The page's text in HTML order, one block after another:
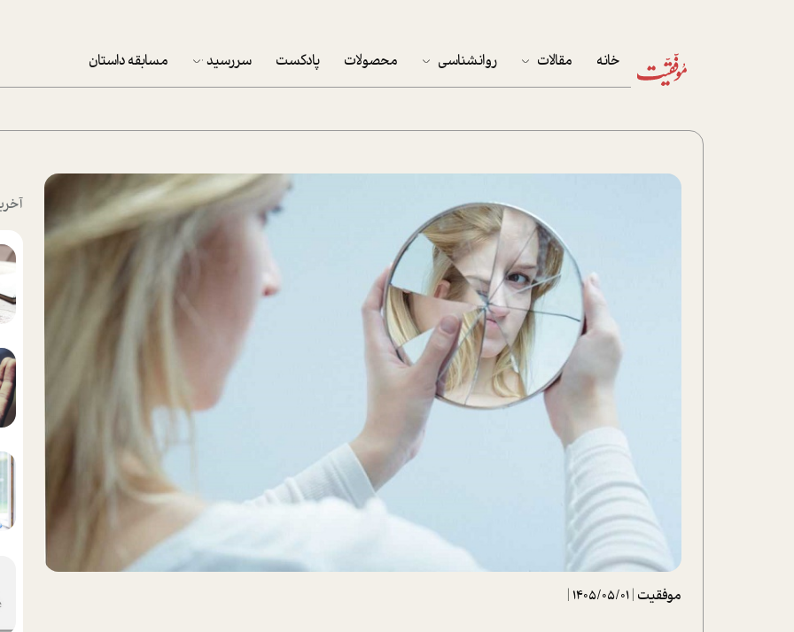
خانه مقالات
زندگی
نوجوان
کار
پلاس
تحلیل فیلم
شیوانا
روانشناسی محصولات پادکست سررسید
پکيج نوروزي موفقيت
تقویم رومیزی
مسابقه داستان
موفقیت |
1405/05/01
|